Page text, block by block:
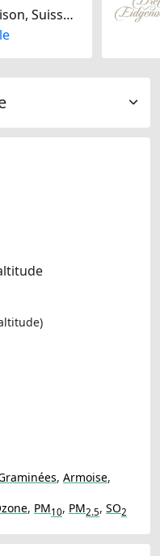
Espagnole, De saison, Suisse, Italienne, Régionale
, Armoise,
, PM10, PM2.5, SO2